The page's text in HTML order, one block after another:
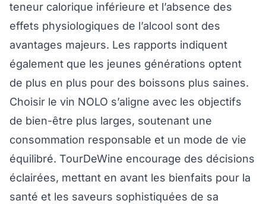
teneur calorique inférieure et l’absence des
effets physiologiques de l’alcool sont des
avantages majeurs. Les rapports indiquent
également que les jeunes générations optent
de plus en plus pour des boissons plus saines.
Choisir le vin NOLO s’aligne avec les objectifs
de bien-être plus larges, soutenant une
consommation responsable et un mode de vie
équilibré. TourDeWine encourage des décisions
éclairées, mettant en avant les bienfaits pour la
santé et les saveurs sophistiquées de sa